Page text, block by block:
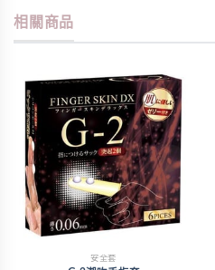
相關商品
安全套